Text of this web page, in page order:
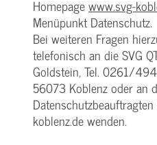
Homepagewww.svg-
Menüpunkt Datenschutz.
Bei weiteren Fragen
telefonisch an die SVG
Goldstein, Tel. 0261/
56073 Koblenz oder an
koblenz.de wenden.